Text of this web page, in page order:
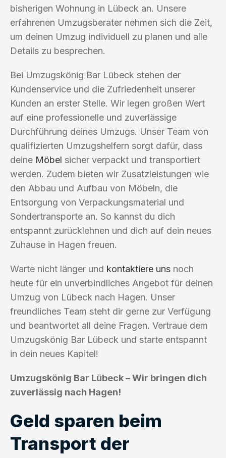
bisherigen Wohnung in Lübeck an. Unsere
erfahrenen Umzugsberater nehmen sich die Zeit,
um deinen Umzug individuell zu planen und alle
Details zu besprechen.
Bei Umzugskönig Bar Lübeck stehen der
Kundenservice und die Zufriedenheit unserer
Kunden an erster Stelle. Wir legen großen Wert
auf eine professionelle und zuverlässige
Durchführung deines Umzugs. Unser Team von
qualifizierten Umzugshelfern sorgt dafür, dass
deine Möbel sicher verpackt und transportiert
werden. Zudem bieten wir Zusatzleistungen wie
den Abbau und Aufbau von Möbeln, die
Entsorgung von Verpackungsmaterial und
Sondertransporte an. So kannst du dich
entspannt zurücklehnen und dich auf dein neues
Zuhause in Hagen freuen.
Warte nicht länger und kontaktiere uns noch
heute für ein unverbindliches Angebot für deinen
Umzug von Lübeck nach Hagen. Unser
freundliches Team steht dir gerne zur Verfügung
und beantwortet all deine Fragen. Vertraue dem
Umzugskönig Bar Lübeck und starte entspannt
in dein neues Kapitel!
Umzugskönig Bar Lübeck – Wir bringen dich
zuverlässig nach Hagen!
Geld sparen beim
Transport der